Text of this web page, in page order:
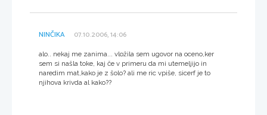
NINČIKA 07.10.2006, 14:06
alo.. nekaj me zanima... vložila sem ugovor na oceno,ker
sem si našla toke, kaj če v primeru da mi utemeljijo in
naredim mat,kako je z šolo? ali me ric vpiše, sicerf je to
njihova krivda al kako??